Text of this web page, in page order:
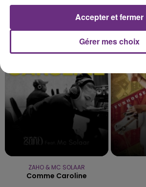
Alors que les dates de début des
s'est avéré être plus précoce que
l'inspection du Travail en profite
les conditions de...
TITRES DIFFUSÉS
ZAHO & MC SOLAAR
Comme Caroline
Gérer mes choix
Accepter et fermer